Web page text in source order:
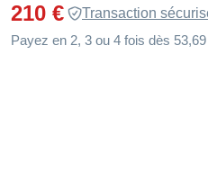
210 €
Transaction
Payez en 2, 3 ou 4 fois dès